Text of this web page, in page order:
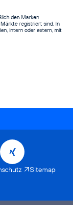
den Marken
registriert sind. In
intern oder extern, mit
Xing
Sitemap